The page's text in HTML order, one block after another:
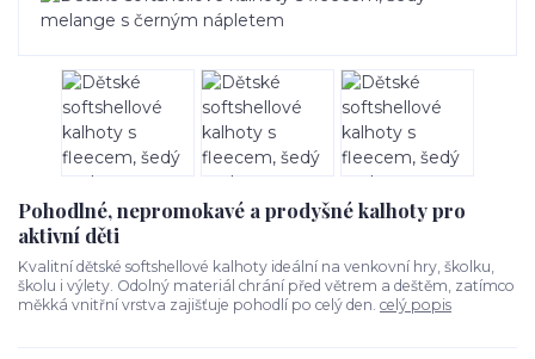
Pohodlné, nepromokavé a prodyšné kalhoty pro
aktivní děti
Kvalitní dětské softshellové kalhoty ideální na venkovní hry, školku,
školu i výlety. Odolný materiál chrání před větrem a deštěm, zatímco
měkká vnitřní vrstva zajišťuje pohodlí po celý den. celý popis